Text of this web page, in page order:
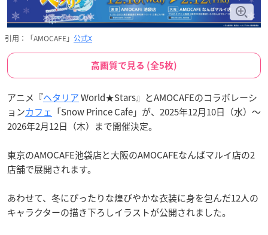
引用：「AMOCAFE」 公式X
高画質で見る (全5枚)
アニメ『ヘタリアWorld★Stars』とAMOCAFEのコラボレーシ
ョンカフェ 「Snow Prince Cafe」が、2025年12月10日（水）〜
2026年2月12日（木）まで開催決定。
東京のAMOCAFE池袋店と大阪のAMOCAFEなんばマルイ店の2
店舗で展開されます。
あわせて、冬にぴったりな煌びやかな衣装に身を包んだ12人の
キャラクターの描き下ろしイラストが公開されました。